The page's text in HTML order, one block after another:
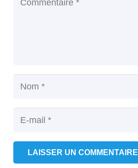
LAISSER UN COMMENTAIRE